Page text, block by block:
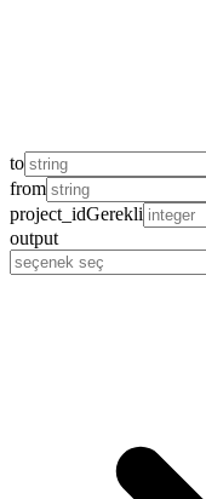
to
from
project_idGerekli
output